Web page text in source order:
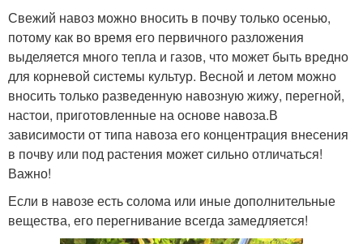
Свежий навоз можно вносить в почву только осенью,
потому как во время его первичного разложения
выделяется много тепла и газов, что может быть вредно
для корневой системы культур. Весной и летом можно
вносить только разведенную навозную жижу, перегной,
настои, приготовленные на основе навоза.В
зависимости от типа навоза его концентрация внесения
в почву или под растения может сильно отличаться!
Важно!
Если в навозе есть солома или иные дополнительные
вещества, его перегнивание всегда замедляется!